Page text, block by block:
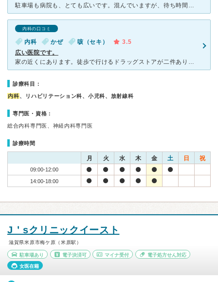
駐車場も病院も、とても広いです。混んでいますが、待ち時間は長くありません。手足のしびれで受診しましたが、念のためということでMRIをとっていただきました。スタッフの方が細かく丁寧に検査の説明をして下さ
内科の口コミ
内科 かぜ 咳（セキ）
3.5
広い医院です。
家の近くにあります。徒歩で行けるドラッグストアが二件あり、院外処方のため便利です。駐車場も広くゆったりとしています。医院もリハビリ室やレントゲン、MRI撮影もあり診察で必要があれば直ぐに撮影してもらえ
診療科目：
内科、リハビリテーション科、小児科、放射線科
専門医・資格：
総合内科専門医、神経内科専門医
診療時間
月 火 水 木 金 土 日 祝
09:00-12:00
14:00-18:00
J＇sクリニックイースト
滋賀県米原市梅ケ原（米原駅）
駐車場あり 電子決済可 マイナ受付 電子処方せん対応
女医在籍